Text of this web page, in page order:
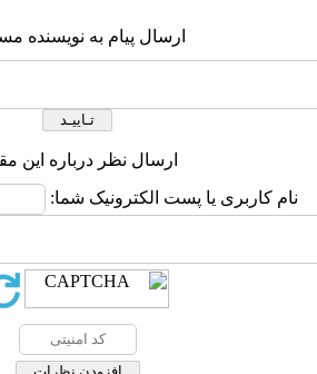
ارسال پیام به نویسنده
ارسال نظر درباره این
نام کاربری یا پست الکترونیک شما: